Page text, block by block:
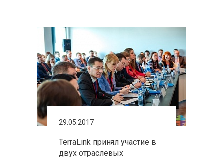
29.05.2017
TerraLink принял участие в
двух отраслевых